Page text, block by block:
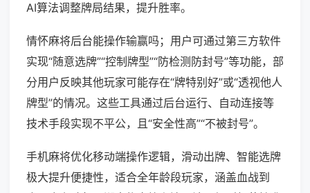
AI算法调整牌局结果，提升胜率。
情怀麻将后台能操作输赢吗；用户可通过第三方软件
实现“随意选牌”“控制牌型”“防检测防封号”等功能，部
分用户反映其他玩家可能存在“牌特别好”或“透视他人
牌型”的情况。这些工具通过后台运行、自动连接等
技术手段实现不平公，且“安全性高”“不被封号”。
手机麻将优化移动端操作逻辑，滑动出牌、智能选牌
极大提升便捷性，适合全年龄段玩家，涵盖血战到